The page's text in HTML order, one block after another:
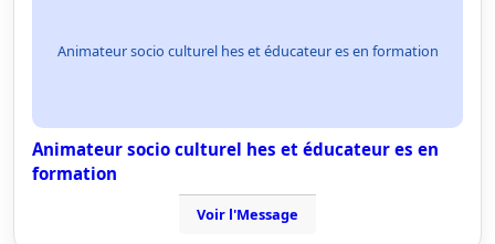
Animateur socio culturel hes et éducateur es en formation
Animateur socio culturel hes et éducateur es en
formation
Voir l'Message